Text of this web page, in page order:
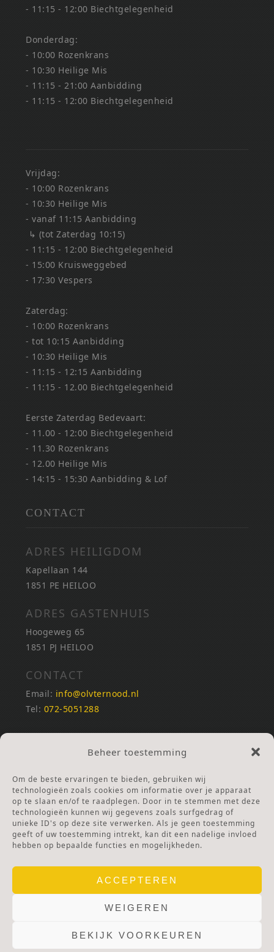
Beheer toestemming
Om de beste ervaringen te bieden, gebruiken wij
technologieën zoals cookies om informatie over je apparaat
op te slaan en/of te raadplegen. Door in te stemmen met deze
technologieën kunnen wij gegevens zoals surfgedrag of
unieke ID's op deze site verwerken. Als je geen toestemming
geeft of uw toestemming intrekt, kan dit een nadelige invloed
hebben op bepaalde functies en mogelijkheden.
ACCEPTEREN
WEIGEREN
BEKIJK VOORKEUREN
- 11:15 - 12:00 Biechtgelegenheid
Donderdag:
- 10:00 Rozenkrans
- 10:30 Heilige Mis
- 11:15 - 21:00 Aanbidding
- 11:15 - 12:00 Biechtgelegenheid
Vrijdag:
- 10:00 Rozenkrans
- 10:30 Heilige Mis
- vanaf 11:15 Aanbidding
↳ (tot Zaterdag 10:15)
- 11:15 - 12:00 Biechtgelegenheid
- 15:00 Kruisweggebed
- 17:30 Vespers
Zaterdag:
- 10:00 Rozenkrans
- tot 10:15 Aanbidding
- 10:30 Heilige Mis
- 11:15 - 12:15 Aanbidding
- 11:15 - 12.00 Biechtgelegenheid
Eerste Zaterdag Bedevaart:
- 11.00 - 12:00 Biechtgelegenheid
- 11.30 Rozenkrans
- 12.00 Heilige Mis
- 14:15 - 15:30 Aanbidding & Lof
CONTACT
ADRES HEILIGDOM
Kapellaan 144
1851 PE HEILOO
ADRES GASTENHUIS
Hoogeweg 65
1851 PJ HEILOO
CONTACT
Email: info@olvternood.nl
Tel: 072-5051288
REKENINGNUMMERS
NL25INGB0000672168
Ga naar Doneren
ANBI Stichting
RSIN nummer:002832987
© 2025 OLV TER NOOD. WEBSITE. PRIVACY & COOKIES.